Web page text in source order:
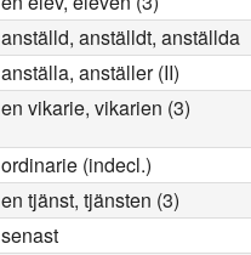
anställd, anställdt, anställda
anställa, anställer (II)
en vikarie, vikarien (3)
ordinarie (indecl.)
en tjänst, tjänsten (3)
senast